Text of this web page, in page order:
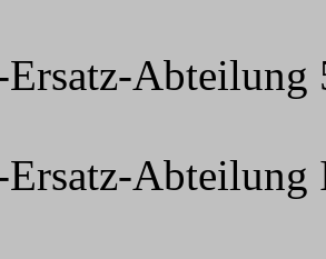
Abteilung
Abteilung